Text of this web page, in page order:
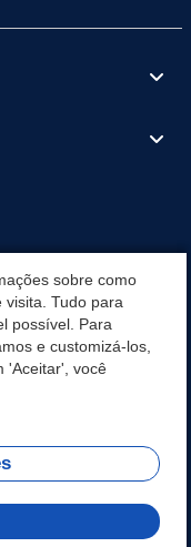
sobre como
visita. Tudo para
possível. Para
e customizá-los,
'Aceitar', você